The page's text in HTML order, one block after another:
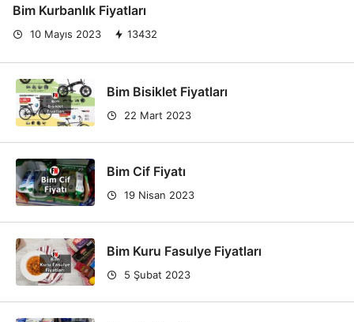
Bim Kurbanlık Fiyatları
10 Mayıs 2023 13432
Bim Bisiklet Fiyatları
22 Mart 2023
Bim Cif Fiyatı
19 Nisan 2023
Bim Kuru Fasulye Fiyatları
5 Şubat 2023